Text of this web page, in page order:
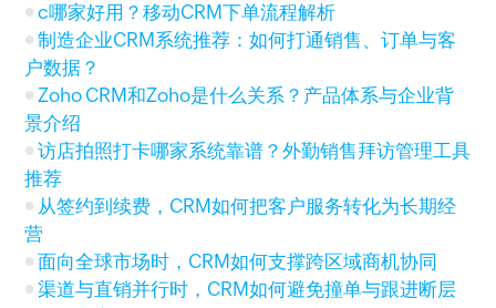
c哪家好用？移动CRM下单流程解析
制造企业CRM系统推荐：如何打通销售、订单与客
户数据？
Zoho CRM和Zoho是什么关系？产品体系与企业背
景介绍
访店拍照打卡哪家系统靠谱？外勤销售拜访管理工具
推荐
从签约到续费，CRM如何把客户服务转化为长期经
营
面向全球市场时，CRM如何支撑跨区域商机协同
渠道与直销并行时，CRM如何避免撞单与跟进断层